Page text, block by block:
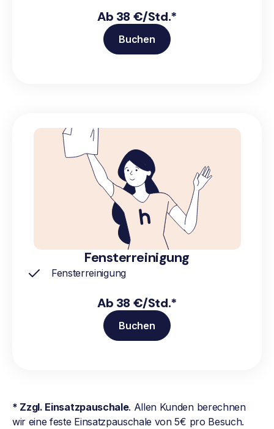
Ab 38 €/Std.*
Buchen
Fensterreinigung
Fensterreinigung
Ab 38 €/Std.*
Buchen
* Zzgl. Einsatzpauschale. Allen Kunden berechnen
wir eine feste Einsatzpauschale von 5€ pro Besuch.